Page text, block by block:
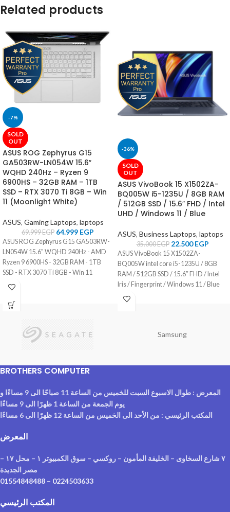
Related products
-7%
SOLD
OUT
ASUS ROG Zephyrus G15
GA503RW-LN054W 15.6″
WQHD 240Hz – Ryzen 9
6900HS – 32GB RAM – 1TB
SSD – RTX 3070 Ti 8GB – Win
11 (Moonlight White)
ASUS, Gaming Laptops, laptops
69.999EGP 64.999 EGP
ASUS ROG Zephyrus G15 GA503RW-
LN054W 15.6" WQHD 240Hz - AMD
Ryzen 9 6900HS - 32GB RAM - 1TB
SSD - RTX 3070 Ti 8GB - Win 11
(Moonlight White)
-36%
SOLD
OUT
ASUS VivoBook 15 X1502ZA-
BQ005W i5-1235U / 8GB RAM
/ 512GB SSD / 15.6″ FHD / Intel
UHD / Windows 11 / Blue
ASUS, Business Laptops, laptops
35.000EGP 22.500EGP
ASUS VivoBook 15 X1502ZA-
BQ005W intel core i5-1235U / 8GB
RAM / 512GB SSD / 15.6″ FHD / Intel
Iris / Fingerprint / Windows 11 / Blue
Samsung
BROTHERS COMPUTER
المعرض : طوال الاسبوع السبت للخميس من الساعة 11 صباحًا الى 9 مساءًا و
يوم الجمعة من الساعة 1 ظهرًا الى 9 مساءًا
المكتب الرئيسي : من الأحد الى الخميس من الساعة 12 ظهرًا الى 6 مساءًا
المعرض
٧ شارع السخاوى – الخليفة المأمون – روكسي – سوق الكمبيوتر ١ – محل ١٧ –
مصر الجديدة
01554848488 – 0224503633
المكتب الرئيسي